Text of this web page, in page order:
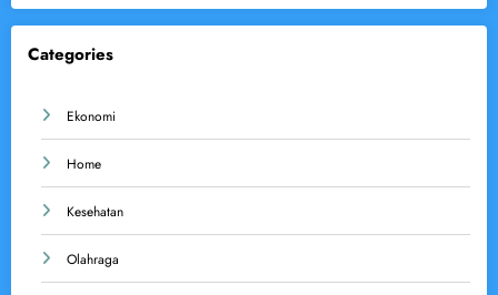
Categories
Ekonomi
Home
Kesehatan
Olahraga